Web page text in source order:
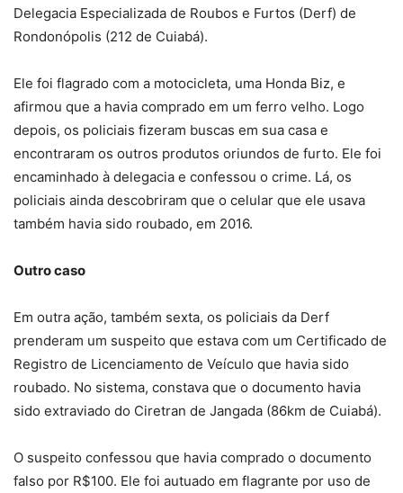
Delegacia Especializada de Roubos e Furtos (Derf) de
Rondonópolis (212 de Cuiabá).
Ele foi flagrado com a motocicleta, uma Honda Biz, e
afirmou que a havia comprado em um ferro velho. Logo
depois, os policiais fizeram buscas em sua casa e
encontraram os outros produtos oriundos de furto. Ele foi
encaminhado à delegacia e confessou o crime. Lá, os
policiais ainda descobriram que o celular que ele usava
também havia sido roubado, em 2016.
Outro caso
Em outra ação, também sexta, os policiais da Derf
prenderam um suspeito que estava com um Certificado de
Registro de Licenciamento de Veículo que havia sido
roubado. No sistema, constava que o documento havia
sido extraviado do Ciretran de Jangada (86km de Cuiabá).
O suspeito confessou que havia comprado o documento
falso por R$100. Ele foi autuado em flagrante por uso de